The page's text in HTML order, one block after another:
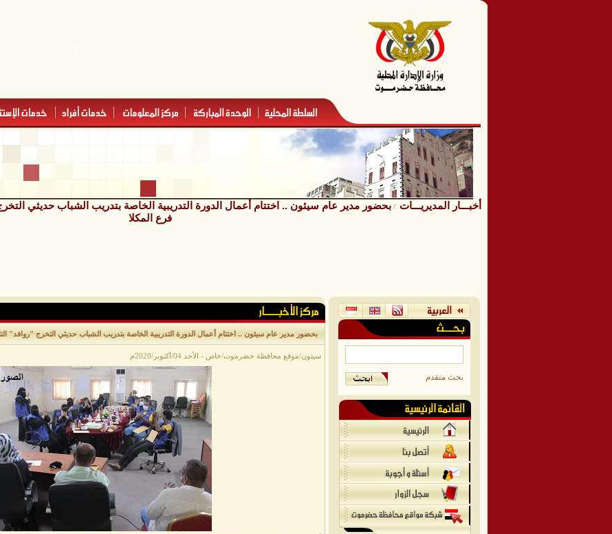
أخبـــار المديريـــات / بحضور مدير عام سيئون .. اختتام أعمال الدورة التدريبية الخاصة بتدريب الشباب حديثي
فرع المكلا
بحضور مدير عام سيئون .. اختتام أعمال الدورة التدريبية الخاصة بتدريب الشباب حديثي التخرج "روافد"
سيئون/موقع محافظة حضرموت/خاص - الأحد 04/أكتوبر/2020م
بحث متقدم